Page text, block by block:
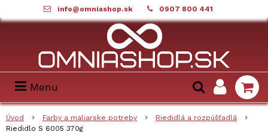
info@omniashop.sk 0907 800 441
Menu
Úvod Farby a maliarske potreby
Riedidlá a rozpúšťadlá
Riedidlo S 6005 370g